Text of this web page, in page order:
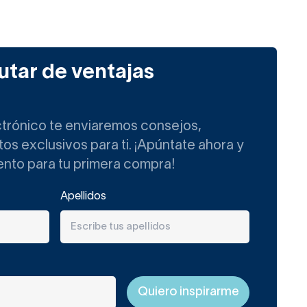
de ventajas
te enviaremos consejos,
exclusivos para ti. ¡Apúntate ahora y
para tu primera compra!
Apellidos